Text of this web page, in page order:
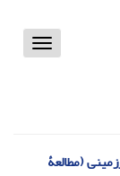
Toggle
(مطالعۀ